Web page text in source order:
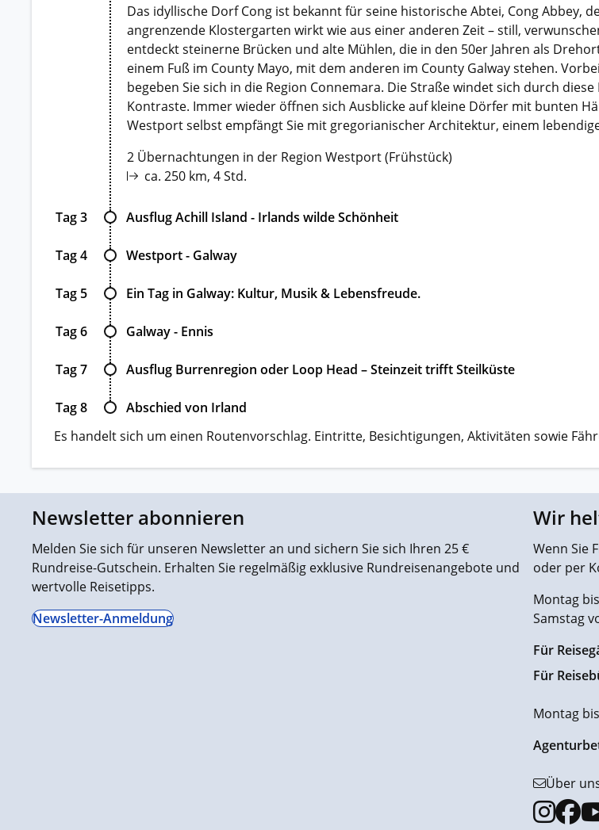
Das idyllische Dorf Cong ist bekannt für seine historische Abtei, Cong Abbey,
angrenzende Klostergarten wirkt wie aus einer anderen Zeit – still,
entdeckt steinerne Brücken und alte Mühlen, die in den 50er Jahren als
einem Fuß im County Mayo, mit dem anderen im County Galway stehen.
begeben Sie sich in die Region Connemara. Die Straße windet sich durch
Kontraste. Immer wieder öffnen sich Ausblicke auf kleine Dörfer mit bunten
Westport selbst empfängt Sie mit gregorianischer Architektur, einem
2 Übernachtungen in der Region Westport (Frühstück)
ca. 250 km, 4 Std.
Tag 3 Ausflug Achill Island - Irlands wilde Schönheit
Tag 4 Westport - Galway
Tag 5 Ein Tag in Galway: Kultur, Musik & Lebensfreude.
Tag 6 Galway - Ennis
Tag 7 Ausflug Burrenregion oder Loop Head – Steinzeit trifft Steilküste
Tag 8
Abschied von Irland
Es handelt sich um einen Routenvorschlag. Eintritte, Besichtigungen, Aktivitäten sowie
Newsletter abonnieren
Melden Sie sich für unseren Newsletter an und sichern Sie sich Ihren 25 €
Rundreise-Gutschein. Erhalten Sie regelmäßig exklusive Rundreisenangebote und
wertvolle Reisetipps.
Newsletter-Anmeldung
Wir
Wenn Sie
oder per
Montag
Samstag
Für
Für
Montag
Über